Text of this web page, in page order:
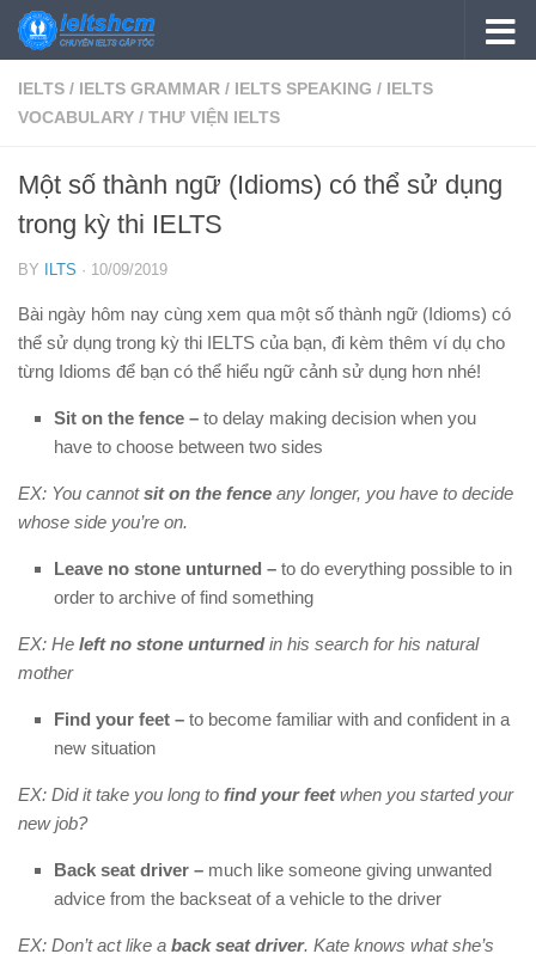
Skip to content
IELTS / IELTS GRAMMAR / IELTS SPEAKING / IELTS
VOCABULARY / THƯ VIỆN IELTS
Một số thành ngữ (Idioms) có thể sử dụng
trong kỳ thi IELTS
BY ILTS · 10/09/2019
Bài ngày hôm nay cùng xem qua một số thành ngữ (Idioms) có
thể sử dụng trong kỳ thi IELTS của bạn, đi kèm thêm ví dụ cho
từng Idioms để bạn có thể hiểu ngữ cảnh sử dụng hơn nhé!
Sit on the fence – to delay making decision when you
have to choose between two sides
EX: You cannotsit on the fence any longer, you have to decide
whose side you’re on.
Leave no stone unturned – to do everything possible to in
order to archive of find something
EX: He left no stone unturnedin his search for his natural
mother
Find your feet – to become familiar with and confident in a
new situation
EX: Did it take you long to find your feetwhen you started your
new job?
Back seat driver – much like someone giving unwanted
advice from the backseat of a vehicle to the driver
EX: Don’t act like a back seat driver. Kate knows what she’s